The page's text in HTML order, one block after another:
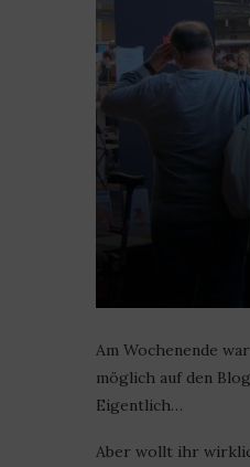
Am Wochenende
möglich auf den
Eigentlich…
Aber wollt ihr